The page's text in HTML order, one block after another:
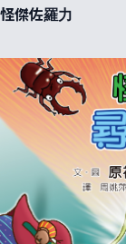
怪傑佐羅力